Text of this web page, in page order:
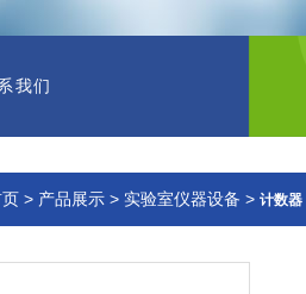
我们
> 产品展示 > 实验室仪器设备 > 计数器